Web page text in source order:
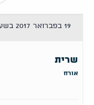
19 בפברואר 2017 בשעה 12:08
שרית
אורח